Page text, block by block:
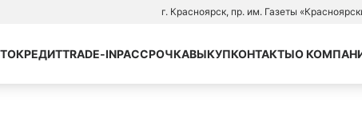
г. Красноярск, пр. им. Газеты
TRADE-INРАССРОЧКАВЫКУПКОНТАКТЫО